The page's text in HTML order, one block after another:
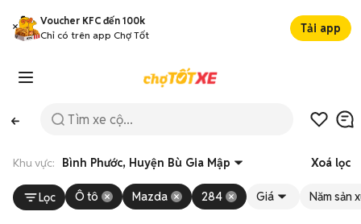
Voucher KFC đến 100k
Chỉ có trên app Chợ Tốt
Tải app
Khu vực: Bình Phước, Huyện Bù Gia Mập Xoá lọc
Lọc Ô tô Mazda 284 Giá Năm sản